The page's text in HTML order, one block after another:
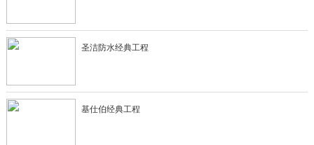
圣洁防水经典工程
基仕伯经典工程